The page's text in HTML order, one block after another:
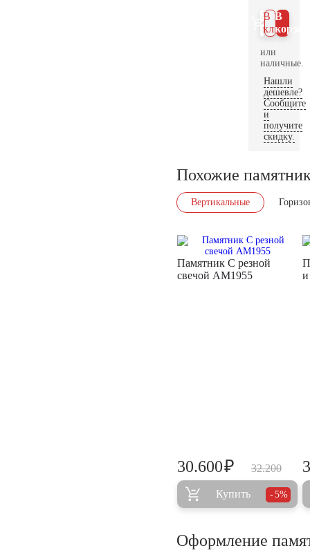
В
В 1
клик
или
наличные.
Нашли
дешевле?
Сообщите
и
получите
скидку.
Похожие
Вертикальные
Памятник С резной
свечой AM1955
32.200
30.600₽
Купить 5%
Оформление